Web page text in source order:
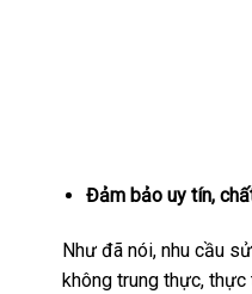
Đảm bảo uy tín,
Như đã nói, nhu cầu
không trung thực,